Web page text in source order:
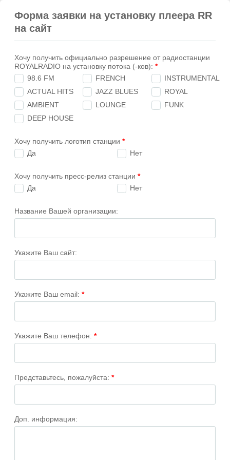
Форма заявки на установку плеера RR
на сайт
Хочу получить официально разрешение от радиостанции
ROYALRADIO на установку потока (-ков): *
98.6 FM
FRENCH
INSTRUMENTAL
ACTUAL HITS
JAZZ BLUES
ROYAL
AMBIENT
LOUNGE
FUNK
DEEP HOUSE
Хочу получить логотип станции *
Да
Нет
Хочу получить пресс-релиз станции *
Да
Нет
Название Вашей организации:
Укажите Ваш сайт:
Укажите Ваш email: *
Укажите Ваш телефон: *
Представьтесь, пожалуйста: *
Доп. информация: